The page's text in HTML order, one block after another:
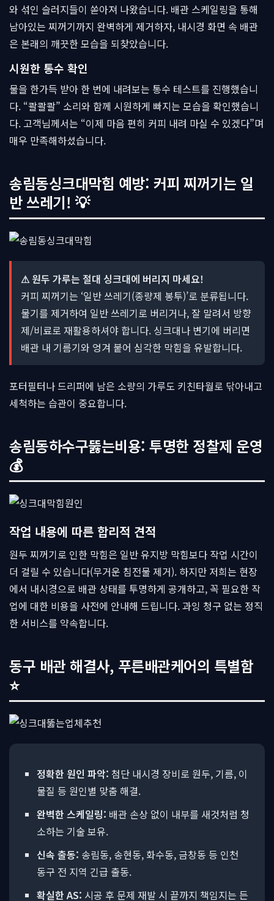
와 섞인 슬러지들이 쏟아져 나왔습니다. 배관 스케일링을 통해
남아있는 찌꺼기까지 완벽하게 제거하자, 내시경 화면 속 배관
은 본래의 깨끗한 모습을 되찾았습니다.
시원한 통수 확인
물을 한가득 받아 한 번에 내려보는 통수 테스트를 진행했습니
다. “콸콸콸” 소리와 함께 시원하게 빠지는 모습을 확인했습니
다. 고객님께서는 “이제 마음 편히 커피 내려 마실 수 있겠다”며
매우 만족해하셨습니다.
송림동싱크대막힘 예방: 커피 찌꺼기는 일
반 쓰레기! 💡
⚠ 원두 가루는 절대 싱크대에 버리지 마세요!
커피 찌꺼기는 ‘일반 쓰레기(종량제 봉투)’로 분류됩니다.
물기를 제거하여 일반 쓰레기로 버리거나, 잘 말려서 방향
제/비료로 재활용하셔야 합니다. 싱크대나 변기에 버리면
배관 내 기름기와 엉겨 붙어 심각한 막힘을 유발합니다.
포터필터나 드리퍼에 남은 소량의 가루도 키친타월로 닦아내고
세척하는 습관이 중요합니다.
송림동하수구뚫는비용: 투명한 정찰제 운영
💰
작업 내용에 따른 합리적 견적
원두 찌꺼기로 인한 막힘은 일반 유지방 막힘보다 작업 시간이
더 걸릴 수 있습니다(무거운 침전물 제거). 하지만 저희는 현장
에서 내시경으로 배관 상태를 투명하게 공개하고, 꼭 필요한 작
업에 대한 비용을 사전에 안내해 드립니다. 과잉 청구 없는 정직
한 서비스를 약속합니다.
동구 배관 해결사, 푸른배관케어의 특별함
⭐
정확한 원인 파악: 첨단 내시경 장비로 원두, 기름, 이
물질 등 원인별 맞춤 해결.
완벽한 스케일링: 배관 손상 없이 내부를 새것처럼 청
소하는 기술 보유.
신속 출동: 송림동, 송현동, 화수동, 금창동 등 인천
동구 전 지역 긴급 출동.
확실한 AS: 시공 후 문제 재발 시 끝까지 책임지는 든